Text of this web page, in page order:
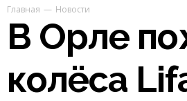
Главная Новости
В Орле
колёса